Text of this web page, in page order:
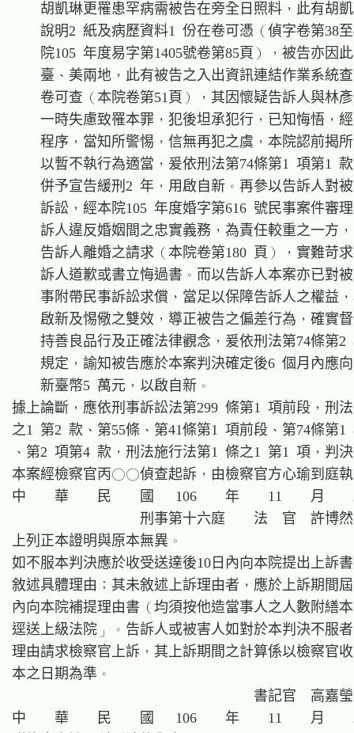
胡凱琳更罹患罕病需被告在旁全日照料，此有胡
說明2 紙及病歷資料1 份在卷可憑（偵字卷第38
院105 年度易字第1405號卷第85頁），被告亦因
臺、美兩地，此有被告之入出資訊連結作業系統
卷可查（本院卷第51頁），其因懷疑告訴人與林
一時失慮致罹本罪，犯後坦承犯行，已知悔悟，
程序，當知所警惕，信無再犯之虞，本院認前揭
以暫不執行為適當，爰依刑法第74條第1 項第1
併予宣告緩刑2 年，用啟自新。再參以告訴人對
訴訟，經本院105 年度婚字第616 號民事案件審
訴人違反婚姻間之忠實義務，為責任較重之一方
告訴人離婚之請求（本院卷第180 頁），實難苛
訴人道歉或書立悔過書。而以告訴人本案亦已對
事附帶民事訴訟求償，當足以保障告訴人之權益
啟新及惕儆之雙效，導正被告之偏差行為，確實
持善良品行及正確法律觀念，爰依刑法第74條第2
規定，諭知被告應於本案判決確定後6 個月內應
    新臺幣5 萬元，以啟自新。
據上論斷，應依刑事訴訟法第299 條第1 項前段，刑
之1 第2 款、第55條、第41條第1 項前段、第74條第
、第2 項第4 款，刑法施行法第1 條之1 第1 項，判
本案經檢察官丙○○偵查起訴，由檢察官方心瑜到庭
中    華    民    國   106    年    11    月
                  刑事第十六庭    法  官  許博然
上列正本證明與原本無異。
如不服本判決應於收受送達後10日內向本院提出上訴
敘述具體理由；其未敘述上訴理由者，應於上訴期間
內向本院補提理由書（均須按他造當事人之人數附繕
逕送上級法院」。告訴人或被害人如對於本判決不服
理由請求檢察官上訴，其上訴期間之計算係以檢察官
本之日期為準。
                                  書記官  高嘉瑩
中    華    民    國   106    年    11    月